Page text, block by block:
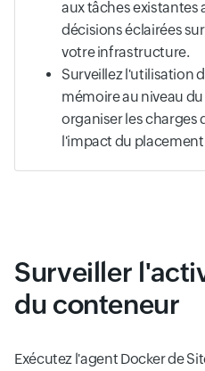
aux tâches existantes
décisions éclairées
votre infrastructure.
Surveillez l'utilisation
mémoire au niveau
organiser les charges
l'impact du placement
Surveiller
du conteneur
Exécutez l'agent Docker de